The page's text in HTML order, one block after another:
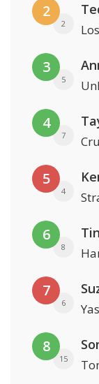
2
2
3
5
4
7
5
4
6
8
7
6
8
15